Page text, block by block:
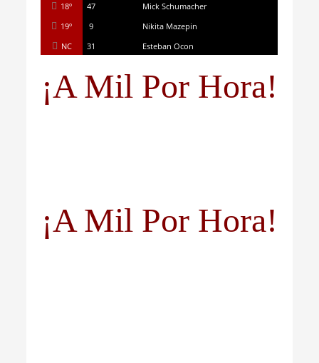
18º
47
Mick Schumacher
19º
9
Nikita Mazepin
NC
31 Esteban Ocon
¡A Mil Por Hora!
¡A Mil Por Hora!